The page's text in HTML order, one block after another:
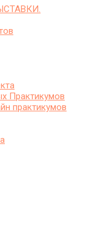
Практикумов
практикумов